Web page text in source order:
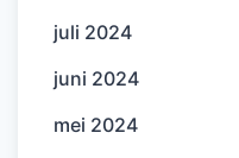
juli 2024
juni 2024
mei 2024